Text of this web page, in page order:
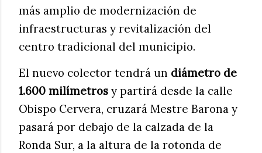
más amplio de modernización de
infraestructuras y revitalización del
centro tradicional del municipio.
El nuevo colector tendrá un diámetro de
1.600 milímetros y partirá desde la calle
Obispo Cervera, cruzará Mestre Barona y
pasará por debajo de la calzada de la
Ronda Sur, a la altura de la rotonda de